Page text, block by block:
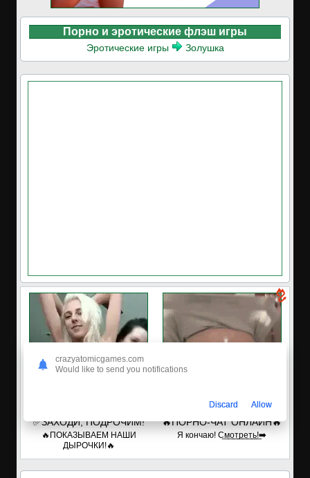
Порно и эротические флэш игры
Эротические игры Золушка
✅ЗАХОДИ, ПОДРОЧИМ!
🔥ПОКАЗЫВАЕМ НАШИ
ДЫРОЧКИ!🔥
🔥ПОРНО-ЧАТ ОНЛАЙН🔥
Я кончаю! С͟м͟о͟т͟р͟е͟т͟ь͟!➡️
crazyatomicgames.com
Would like to send you notifications
Discard Allow